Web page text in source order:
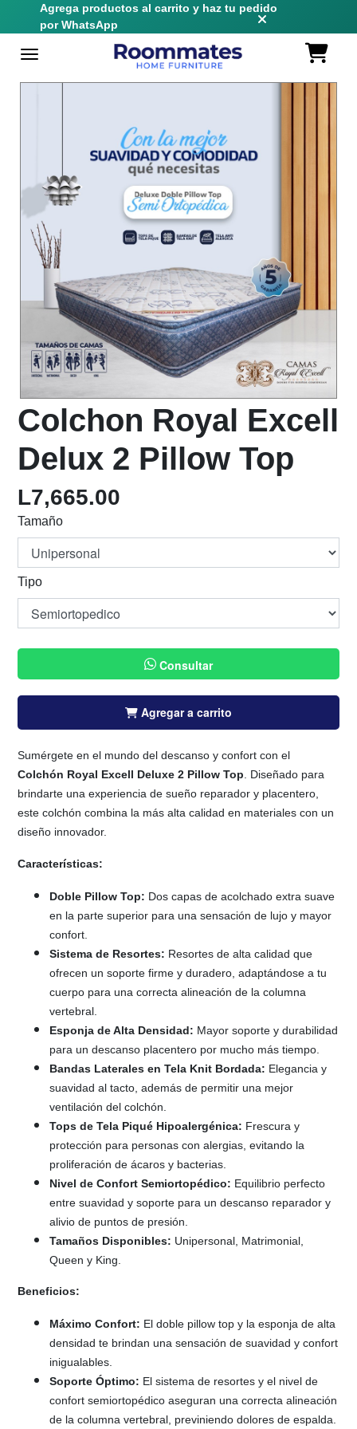
Agrega productos al carrito y haz tu pedido
por WhatsApp
Colchon Royal Excell
Delux 2 Pillow Top
L7,665.00
Tamaño
Tipo
Consultar
Agregar a carrito
Sumérgete en el mundo del descanso y confort con el
Colchón Royal Excell Deluxe 2 Pillow Top . Diseñado para
brindarte una experiencia de sueño reparador y placentero,
este colchón combina la más alta calidad en materiales con un
diseño innovador.
Características:
Doble Pillow Top: Dos capas de acolchado extra suave
en la parte superior para una sensación de lujo y mayor
confort.
Sistema de Resortes: Resortes de alta calidad que
ofrecen un soporte firme y duradero, adaptándose a tu
cuerpo para una correcta alineación de la columna
vertebral.
Esponja de Alta Densidad: Mayor soporte y durabilidad
para un descanso placentero por mucho más tiempo.
Bandas Laterales en Tela Knit Bordada: Elegancia y
suavidad al tacto, además de permitir una mejor
ventilación del colchón.
Tops de Tela Piqué Hipoalergénica: Frescura y
protección para personas con alergias, evitando la
proliferación de ácaros y bacterias.
Nivel de Confort Semiortopédico: Equilibrio perfecto
entre suavidad y soporte para un descanso reparador y
alivio de puntos de presión.
Tamaños Disponibles: Unipersonal, Matrimonial,
Queen y King.
Beneficios:
Máximo Confort: El doble pillow top y la esponja de alta
densidad te brindan una sensación de suavidad y confort
inigualables.
Soporte Óptimo: El sistema de resortes y el nivel de
confort semiortopédico aseguran una correcta alineación
de la columna vertebral, previniendo dolores de espalda.